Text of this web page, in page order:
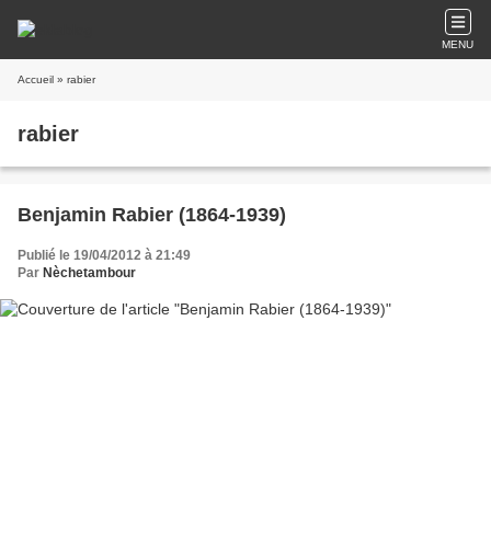
MENU
Accueil » rabier
rabier
Benjamin Rabier (1864-1939)
Publié le 19/04/2012 à 21:49
Par Nèchetambour